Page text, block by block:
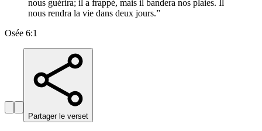
nous guérira; il a frappé, mais il bandera nos plaies. Il
nous rendra la vie dans deux jours.”
Osée 6:1
Partager le verset